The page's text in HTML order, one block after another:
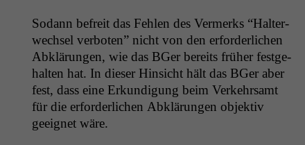
Sodann befre­it das Fehlen des Ver­merks “Hal­ter­
wech­sel ver­boten” nicht von den erforder­lichen
Abklärun­gen, wie das BGer bere­its früher fest­ge­
hal­ten hat. In dieser Hin­sicht hält das BGer aber
fest, dass eine Erkundi­gung beim Verkehrsamt
für die erforder­lichen Abklärun­gen objektiv
geeignet wäre.